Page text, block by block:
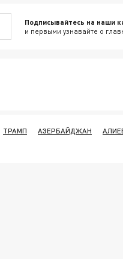
Подписывайтесь на наши
и первыми узнавайте о
ТРАМП АЗЕРБАЙДЖАН